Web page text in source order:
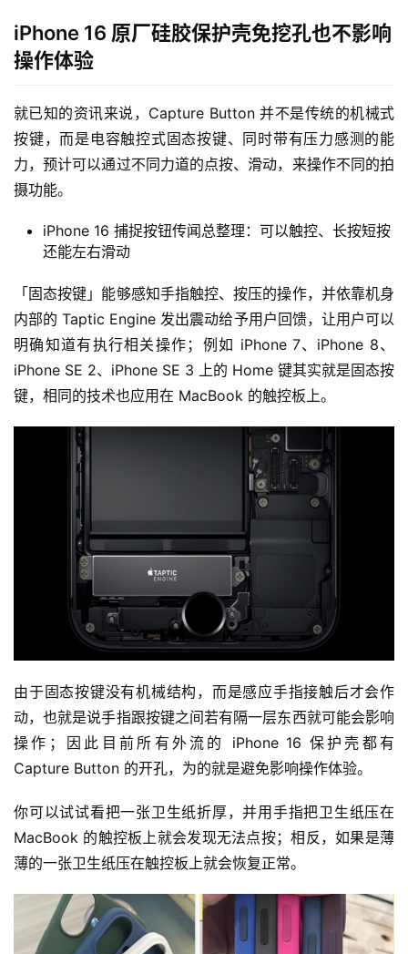
iPhone 16 原厂硅胶保护壳免挖孔也不影响
操作体验
就已知的资讯来说，Capture Button 并不是传统的机械式
按键，而是电容触控式固态按键、同时带有压力感测的能
力，预计可以通过不同力道的点按、滑动，来操作不同的拍
摄功能。
iPhone 16 捕捉按钮传闻总整理：可以触控、长按短按
还能左右滑动
「固态按键」能够感知手指触控、按压的操作，并依靠机身
内部的 Taptic Engine 发出震动给予用户回馈，让用户可以
明确知道有执行相关操作；例如 iPhone 7、iPhone 8、
iPhone SE 2、iPhone SE 3 上的 Home 键其实就是固态按
键，相同的技术也应用在 MacBook 的触控板上。
由于固态按键没有机械结构，而是感应手指接触后才会作
动，也就是说手指跟按键之间若有隔一层东西就可能会影响
操作；因此目前所有外流的 iPhone 16 保护壳都有
Capture Button 的开孔，为的就是避免影响操作体验。
你可以试试看把一张卫生纸折厚，并用手指把卫生纸压在
MacBook 的触控板上就会发现无法点按；相反，如果是薄
薄的一张卫生纸压在触控板上就会恢复正常。